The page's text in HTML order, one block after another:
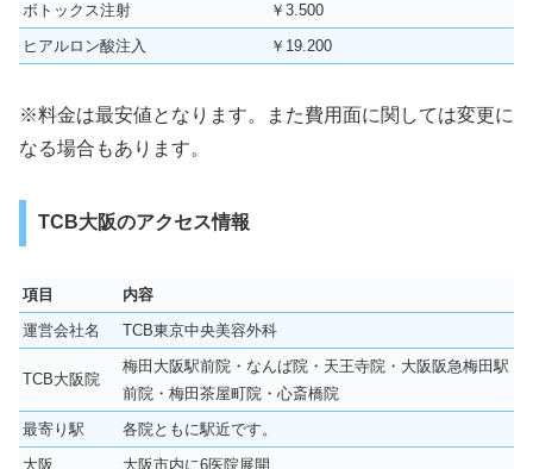
ボトックス注射
￥3.500
ヒアルロン酸注入
￥19.200
※料金は最安値となります。また費用面に関しては変更に
なる場合もあります。
TCB大阪のアクセス情報
項目
内容
運営会社名
TCB東京中央美容外科
TCB大阪院
梅田大阪駅前院・なんば院・天王寺院・大阪阪急梅田駅
前院・梅田茶屋町院・心斎橋院
最寄り駅
各院ともに駅近です。
大阪
大阪市内に6医院展開